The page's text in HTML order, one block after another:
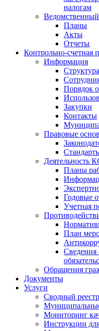
налогам
Планы
Акты
Отчеты
Контрольно-счетная
Информация
Структура
Порядок
Закупки
Контакты
Правовые
Деятельность
Планы
Годовые
Учетная
План
Сведения
Обращения
Документы
Услуги
Сводный
Мониторинг
Инструкции